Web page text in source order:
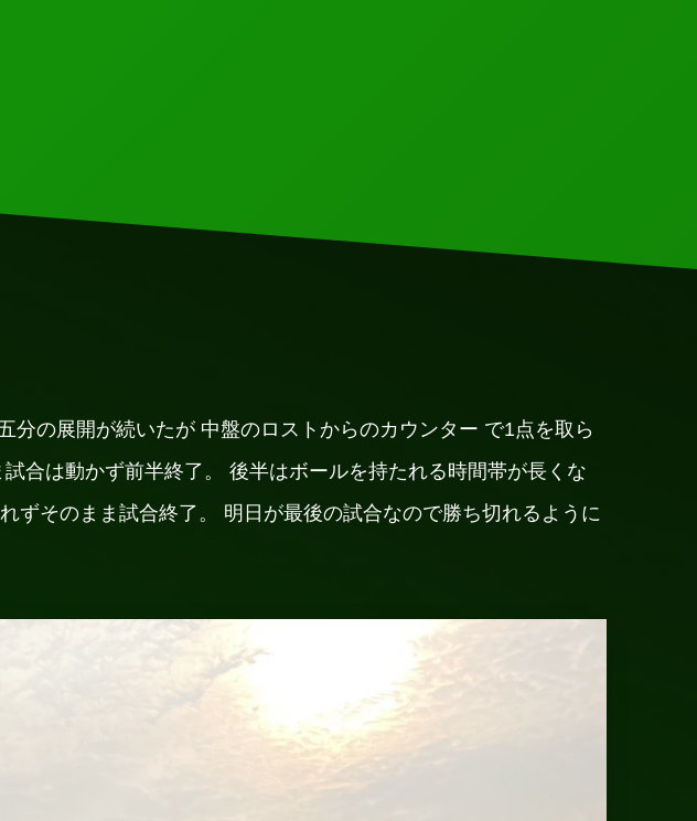
の展開が続いたが 中盤のロストからのカウンター で1点を取ら
合は動かず前半終了。 後半はボールを持たれる時間帯が長くな
ずそのまま試合終了。 明日が最後の試合なので勝ち切れるように